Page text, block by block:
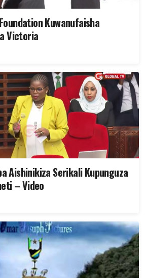
Kuwanufaisha
Victoria
Aishinikiza Serikali Kupunguza
– Video